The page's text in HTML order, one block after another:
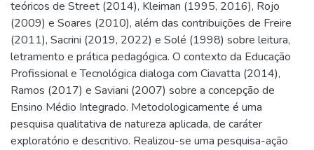
teóricos de Street (2014), Kleiman (1995, 2016), Rojo
(2009) e Soares (2010), além das contribuições de Freire
(2011), Sacrini (2019, 2022) e Solé (1998) sobre leitura,
letramento e prática pedagógica. O contexto da Educação
Profissional e Tecnológica dialoga com Ciavatta (2014),
Ramos (2017) e Saviani (2007) sobre a concepção de
Ensino Médio Integrado. Metodologicamente é uma
pesquisa qualitativa de natureza aplicada, de caráter
exploratório e descritivo. Realizou-se uma pesquisa-ação